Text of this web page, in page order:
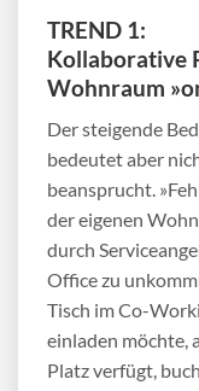
TREND 1:
Kollaborative
Wohnraum
Der steigende
bedeutet aber
beansprucht.
der eigenen
durch
Office zu
Tisch im Co-
einladen möchte,
Platz verfügt,